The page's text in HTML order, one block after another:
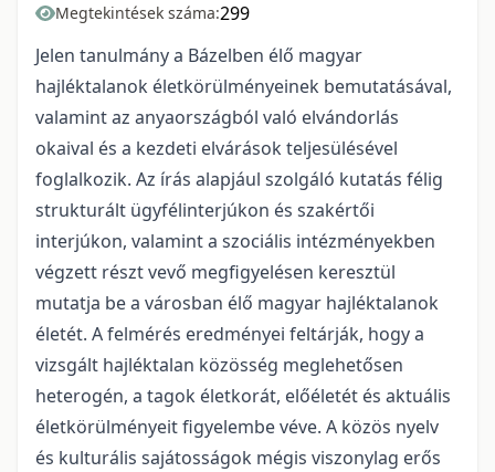
Megtekintések száma:299
Jelen tanulmány a Bázelben élő magyar
hajléktalanok életkörülményeinek bemutatásával,
valamint az anyaországból való elvándorlás
okaival és a kezdeti elvárások teljesülésével
foglalkozik. Az írás alapjául szolgáló kutatás félig
strukturált ügyfélinterjúkon és szakértői
interjúkon, valamint a szociális intézményekben
végzett részt vevő megfigyelésen keresztül
mutatja be a városban élő magyar hajléktalanok
életét. A felmérés eredményei feltárják, hogy a
vizsgált hajléktalan közösség meglehetősen
heterogén, a tagok életkorát, előéletét és aktuális
életkörülményeit figyelembe véve. A közös nyelv
és kulturális sajátosságok mégis viszonylag erős